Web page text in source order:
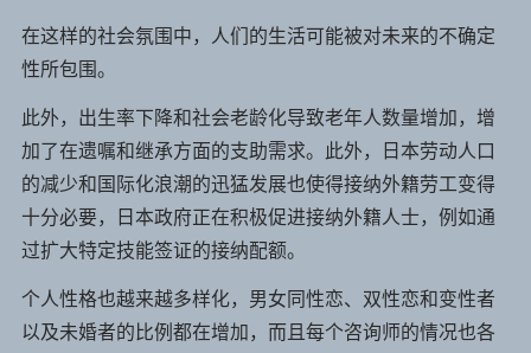
在这样的社会氛围中，人们的生活可能被对未来的不确定
性所包围。
此外，出生率下降和社会老龄化导致老年人数量增加，增
加了在遗嘱和继承方面的支助需求。此外，日本劳动人口
的减少和国际化浪潮的迅猛发展也使得接纳外籍劳工变得
十分必要，日本政府正在积极促进接纳外籍人士，例如通
过扩大特定技能签证的接纳配额。
个人性格也越来越多样化，男女同性恋、双性恋和变性者
以及未婚者的比例都在增加，而且每个咨询师的情况也各